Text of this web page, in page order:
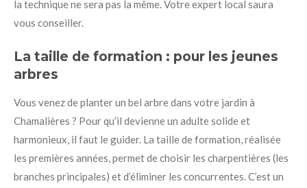
la technique ne sera pas la même. Votre expert local saura
vous conseiller.
La taille de formation : pour les jeunes
arbres
Vous venez de planter un bel arbre dans votre jardin à
Chamalières ? Pour qu’il devienne un adulte solide et
harmonieux, il faut le guider. La taille de formation, réalisée
les premières années, permet de choisir les charpentières (les
branches principales) et d’éliminer les concurrentes. C’est un